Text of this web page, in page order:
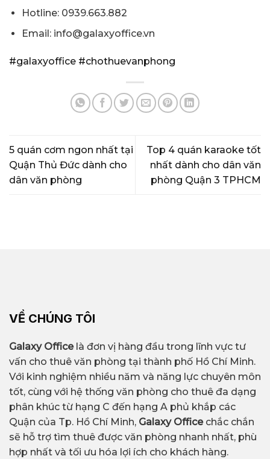
Hotline: 0939.663.882
Email: info@galaxyoffice.vn
#galaxyoffice #chothuevanphong
5 quán cơm ngon nhất tại
Quận Thủ Đức dành cho
dân văn phòng
Top 4 quán karaoke tốt
nhất dành cho dân văn
phòng Quận 3 TPHCM
VỀ CHÚNG TÔI
Galaxy Officelà đơn vị hàng đầu trong lĩnh vực tư
vấn cho thuê văn phòng tại thành phố Hồ Chí Minh.
Với kinh nghiệm nhiều năm và năng lực chuyên môn
tốt, cùng với hệ thống văn phòng cho thuê đa dạng
phân khúc từ hạng C đến hạng A phủ khắp các
Quận của Tp. Hồ Chí Minh, Galaxy Office chắc chắn
sẽ hỗ trợ tìm thuê được văn phòng nhanh nhất, phù
hợp nhất và tối ưu hóa lợi ích cho khách hàng.